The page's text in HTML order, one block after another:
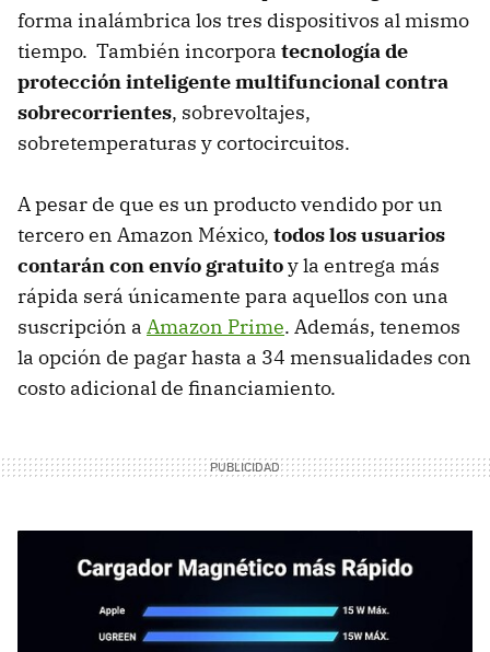
forma inalámbrica los tres dispositivos al mismo
tiempo. También incorpora tecnología de
protección inteligente multifuncional contra
sobrecorrientes, sobrevoltajes,
sobretemperaturas y cortocircuitos.
A pesar de que es un producto vendido por un
tercero en Amazon México, todos los usuarios
contarán con envío gratuitoy la entrega más
rápida será únicamente para aquellos con una
suscripción a Amazon Prime. Además, tenemos
la opción de pagar hasta a 34 mensualidades con
costo adicional de financiamiento.